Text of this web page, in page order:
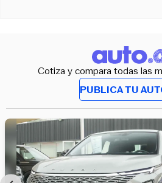
Cotiza y compara todas las
PUBLICA TU